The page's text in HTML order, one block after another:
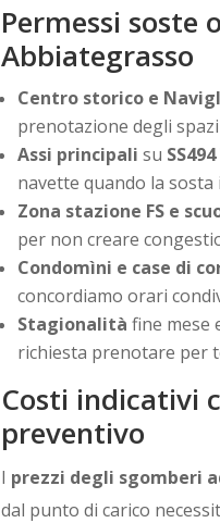
Permessi soste
Abbiategrasso
Centro storico e
prenotazione degli
Assi principali su
navette quando la
Zona stazione FS e
per non creare
Condomìni e case di
concordiamo orari
Stagionalità fine mese
richiesta prenotare per
Costi indicativi
preventivo
I prezzi degli sgomberi
dal punto di carico